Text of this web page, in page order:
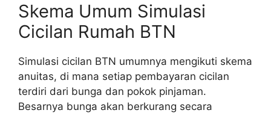
Skema Umum Simulasi
Cicilan Rumah BTN
Simulasi cicilan BTN umumnya mengikuti skema
anuitas, di mana setiap pembayaran cicilan
terdiri dari bunga dan pokok pinjaman.
Besarnya bunga akan berkurang secara